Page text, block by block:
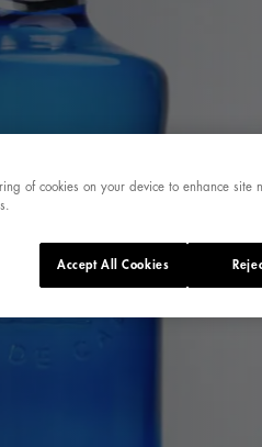
of cookies on your device to enhance site
Accept All Cookies